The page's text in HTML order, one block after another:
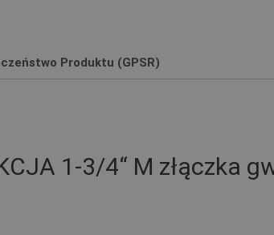
Produktu (GPSR)
1-3/4“ M złączka